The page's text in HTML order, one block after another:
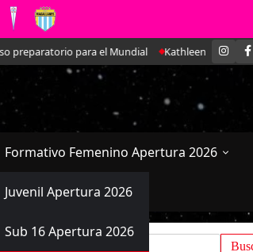
para el Mundial Kathleen Brandt: La
Formativo Femenino Apertura 2026
Juvenil Apertura 2026
Sub 16 Apertura 2026
Buscar: